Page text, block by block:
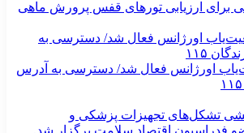
برای ارزیابی تورهای قفس پرورش ماهی
اورژانس فعال شد/ دسترسی به آدرس